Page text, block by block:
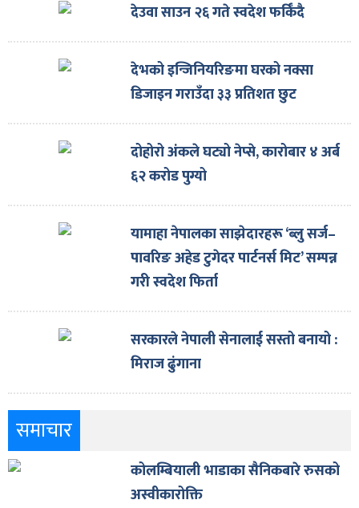
देउवा साउन २६ गते स्वदेश फर्किँदै
देभको इन्जिनियरिङमा घरको नक्सा
डिजाइन गराउँदा ३३ प्रतिशत छुट
दोहोरो अंकले घट्यो नेप्से, कारोबार ४ अर्ब
६२ करोड पुग्यो
यामाहा नेपालका साझेदारहरू ‘ब्लु सर्ज–
पावरिङ अहेड टुगेदर पार्टनर्स मिट’ सम्पन्न
गरी स्वदेश फिर्ता
सरकारले नेपाली सेनालाई सस्तो बनायो :
मिराज ढुंगाना
समाचार
कोलम्बियाली भाडाका सैनिकबारे रुसको
अस्वीकारोक्ति